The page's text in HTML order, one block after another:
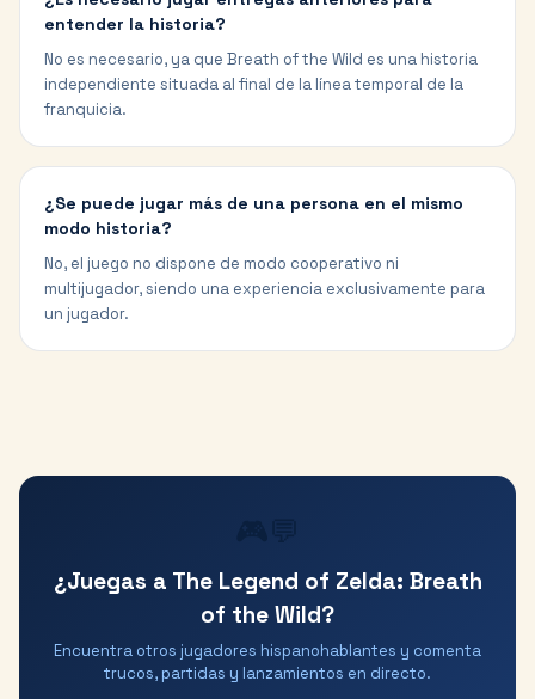
entender la historia?
No es necesario, ya que Breath of the Wild es una historia
independiente situada al final de la línea temporal de la
franquicia.
¿Se puede jugar más de una persona en el mismo
modo historia?
No, el juego no dispone de modo cooperativo ni
multijugador, siendo una experiencia exclusivamente para
un jugador.
¿Juegas a The Legend of Zelda: Breath
of the Wild?
Encuentra otros jugadores hispanohablantes y comenta
trucos, partidas y lanzamientos en directo.